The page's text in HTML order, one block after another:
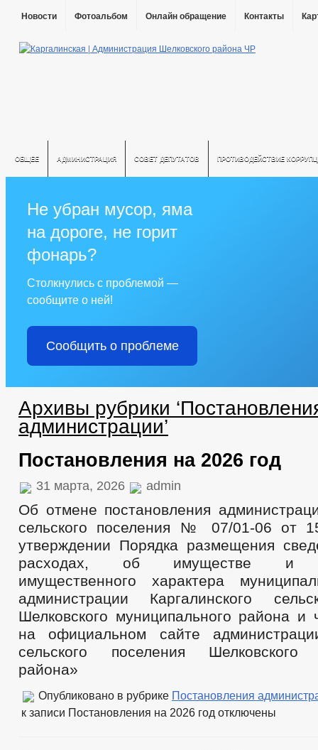
Новости Фотоальбом Онлайн обращение Контакты
ОБЩЕЕ АДМИНИСТРАЦИЯ СОВЕТ ДЕПУТАТОВ ПРОТИВОДЕЙСТВИЕ
Не убран мусор, яма
на дороге, не горит
фонарь?
Столкнулись с проблемой —
сообщите о ней!
Сообщить о проблеме
Архивы рубрики
администрации’
Постановления на 2026 год
31 марта, 2026 admin
Об отмене постановления
сельского поселения № 07/01-06 от
утверждении Порядка размещения
расходах, об имуществе и
имущественного характера
администрации Каргалинского
Шелковского муниципального района и
на официальном сайте
сельского поселения Шелковского
района»
Опубликовано в рубрике Постановления
к записи Постановления на 2026 год отключены